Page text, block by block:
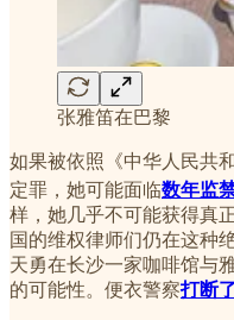
张雅笛在巴黎
如果被依照《中华人民共
定罪，她可能面临数年监
样，她几乎不可能获得真
国的维权律师们仍在这种
天勇在长沙一家咖啡馆与
的可能性。便衣警察打断